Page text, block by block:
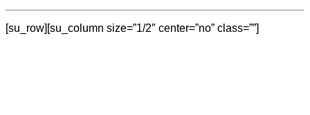
[su_row][su_column size=”1/2″ center=”no” class=””]